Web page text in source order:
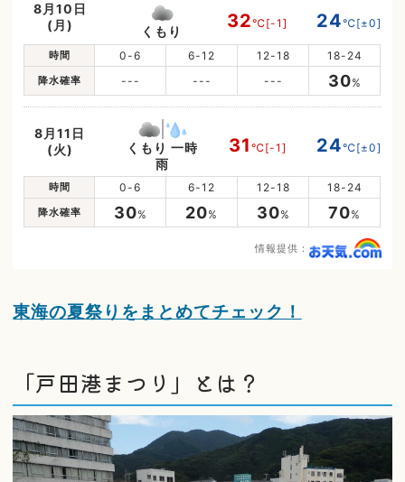
8月10日
(月)
くもり 32℃[-1] 24℃[±0]
時間 0-6 6-12 12-18 18-24
降水確率 --- --- --- 30%
8月11日
(火)
くもり 一時
雨
31 ℃[-1] 24℃[±0]
時間 0-6 6-12 12-18 18-24
降水確率 30% 20% 30% 70%
情報提供：
東海の夏祭りをまとめてチェック！
「戸田港まつり」とは？